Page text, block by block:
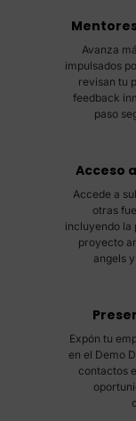
Avanza
impulsados
revisan tu
feedback
paso
Acceso
Accede a
otras
incluyendo la
proyecto
angels
Expón tu
en el Demo
contactos